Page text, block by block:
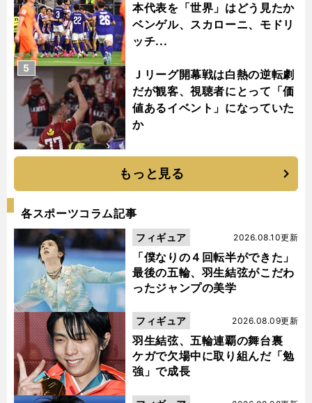
本代表を「世界」はどう見たか
ベンゲル、スカローニ、モドリ
ッチ...
Ｊリーグ開幕戦は白熱の逆転劇
だが観客、視聴者にとって「価
値あるイベント」になっていた
か
5
もっと見る
各スポーツコラム記事
「僕なりの４回転半ができた」
最後の五輪、羽生結弦がこだわ
ったジャンプの美学
2026.08.10更新
フィギュア
羽生結弦、五輪連覇の舞台裏
ケガで欠場中に取り組んだ「勉
強」で成長
2026.08.09更新
フィギュア